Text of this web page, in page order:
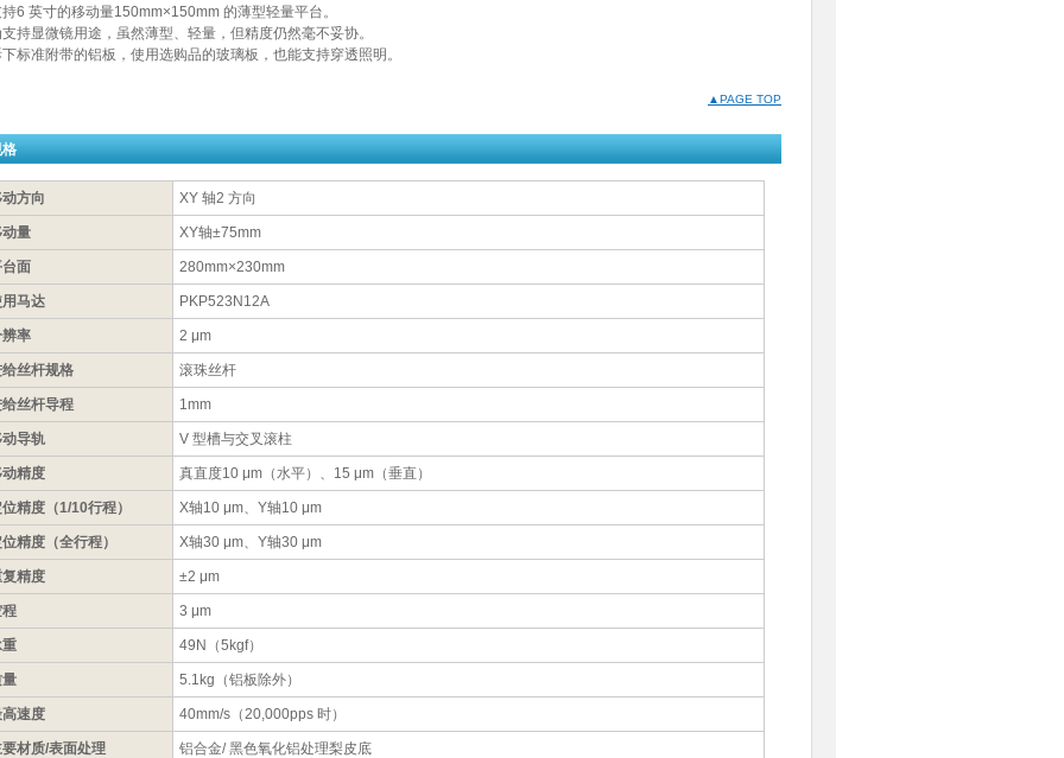
6 英寸的移动量150mm×150mm 的薄型轻量平台。
持显微镜用途，虽然薄型、轻量，但精度仍然毫不妥协。
标准附带的铝板，使用选购品的玻璃板，也能支持穿透照明。
▲PAGE TOP
方向 XY 轴2 方向
量 XY轴±75mm
面 280mm×230mm
马达 PKP523N12A
率 2 μm
丝杆规格 滚珠丝杆
丝杆导程 1mm
导轨 V 型槽与交叉滚柱
精度 真直度10 μm（水平）、15 μm（垂直）
精度（1/10行程） X轴10 μm、Y轴10 μm
精度（全行程） X轴30 μm、Y轴30 μm
精度 ±2 μm
3 μm
49N（5kgf）
5.1kg（铝板除外）
速度 40mm/s（20,000pps 时）
材质/表面处理 铝合金/ 黑色氧化铝处理梨皮底